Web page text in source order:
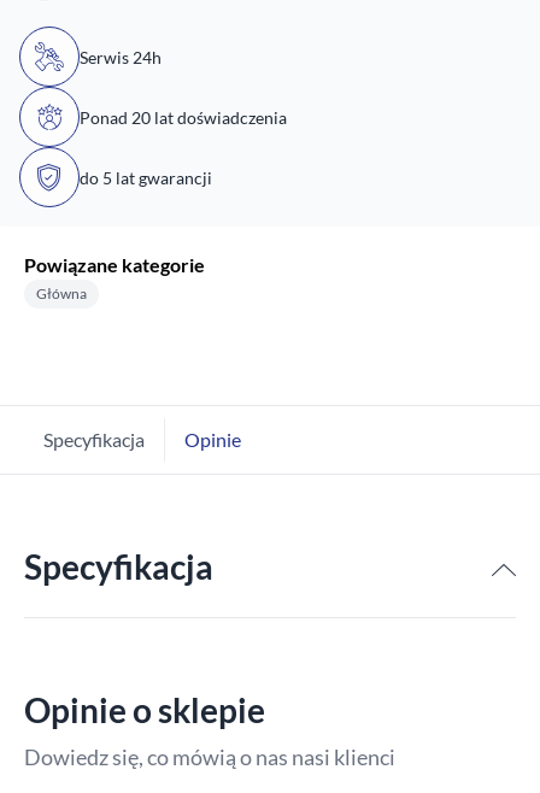
Serwis 24h
Ponad 20 lat doświadczenia
do 5 lat gwarancji
Powiązane kategorie
Główna
Specyfikacja Opinie
Specyfikacja
Opinie o sklepie
Dowiedz się, co mówią o nas nasi klienci